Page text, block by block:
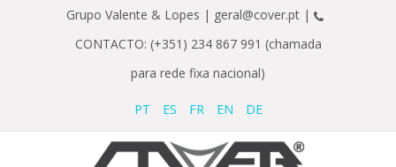
Grupo Valente & Lopes | geral@cover.pt |
CONTACTO: (+351) 234 867 991 (chamada
para rede fixa nacional)
PT ES FR EN DE